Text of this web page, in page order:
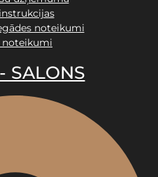
noteikumi
noteikumi
SALONS